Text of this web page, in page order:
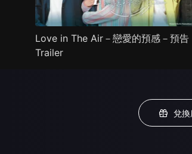
Love in The Air－戀愛的預感－預告
Trailer
兌換